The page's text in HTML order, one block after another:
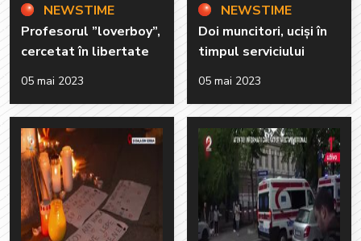
NEWSTIME
Profesorul ”loverboy”,
cercetat în libertate
05 mai 2023
NEWSTIME
Doi muncitori, uciși în
timpul serviciului
05 mai 2023